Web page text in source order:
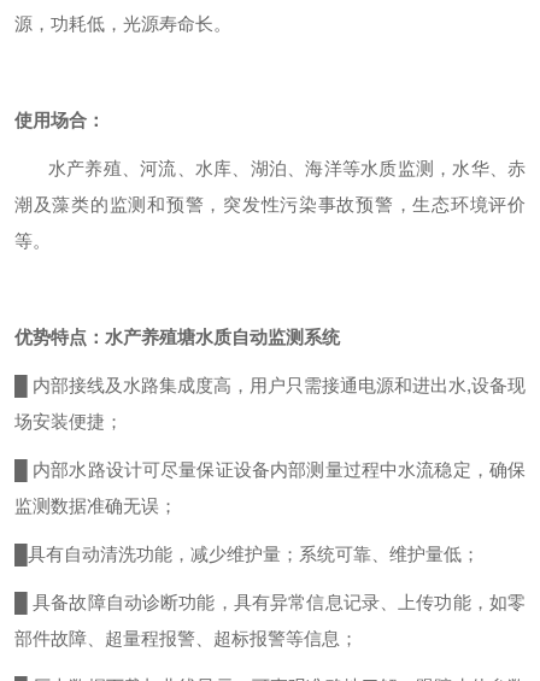
源，功耗低，光源寿命长。
使用场合：
水产养殖、河流、水库、湖泊、海洋等水质监测，水华、赤
潮及藻类的监测和预警，突发性污染事故预警，生态环境评价
等。
优势特点： 水产养殖塘水质自动监测系统
█ 内部接线及水路集成度高，用户只需接通电源和进出水,设备现
场安装便捷；
█ 内部水路设计可尽量保证设备内部测量过程中水流稳定，确保
监测数据准确无误；
█具有自动清洗功能，减少维护量；系统可靠、维护量低；
█ 具备故障自动诊断功能，具有异常信息记录、上传功能，如零
部件故障、超量程报警、超标报警等信息；